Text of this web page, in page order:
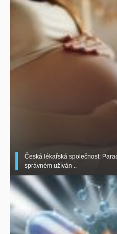
Česká lékařská společnost:
správném užíván ..